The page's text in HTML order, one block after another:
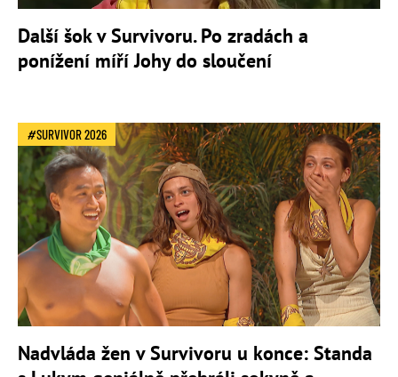
Další šok v Survivoru. Po zradách a
ponížení míří Johy do sloučení
SURVIVOR 2026
Nadvláda žen v Survivoru u konce: Standa